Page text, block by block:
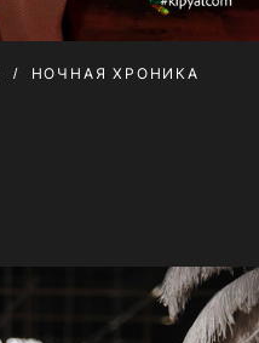
НОЧНАЯ ХРОНИКА